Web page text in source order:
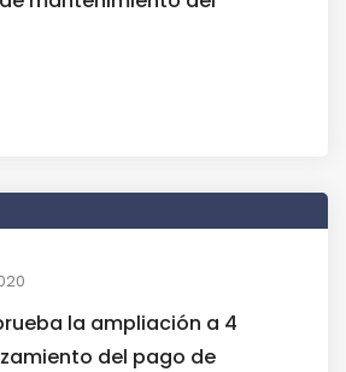
la ampliación a 4
del pago de